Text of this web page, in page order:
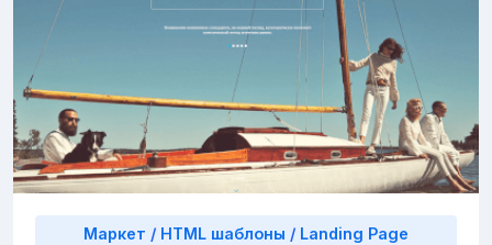
Маркет / HTML шаблоны / Landing Page